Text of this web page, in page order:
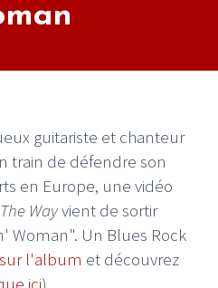
guitariste et chanteur
train de défendre son
en Europe, une vidéo
Wayvient de sortir
Woman". Un Blues Rock
l'album et découvrez
ici)